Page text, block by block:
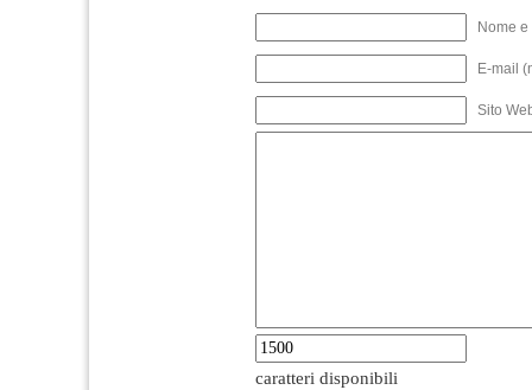
Nome
E-mail
Sito
caratteri disponibili